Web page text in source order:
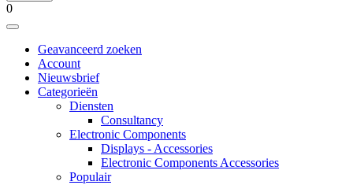
0
Geavanceerd zoeken
Account
Nieuwsbrief
Categorieën
Diensten
Consultancy
Electronic Components
Displays - Accessories
Electronic Components Accessories
Populair